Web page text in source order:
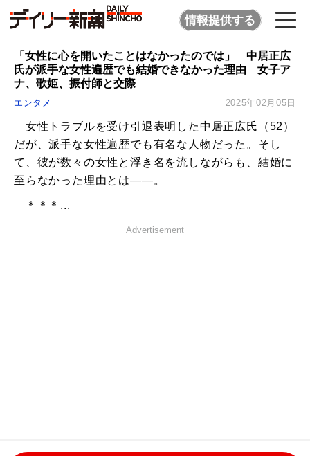
情報提供する
「女性に心を開いたことはなかったのでは」 中居正広
氏が派手な女性遍歴でも結婚できなかった理由 女子ア
ナ、歌姫、振付師と交際
エンタメ 2025年02月05日
女性トラブルを受け引退表明した中居正広氏（52）
だが、派手な女性遍歴でも有名な人物だった。そし
て、彼が数々の女性と浮き名を流しながらも、結婚に
至らなかった理由とは――。
＊＊＊...
Advertisement